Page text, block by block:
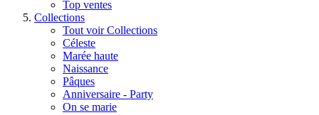
Top ventes
Collections
Tout voir Collections
Céleste
Marée haute
Naissance
Pâques
Anniversaire - Party
On se marie